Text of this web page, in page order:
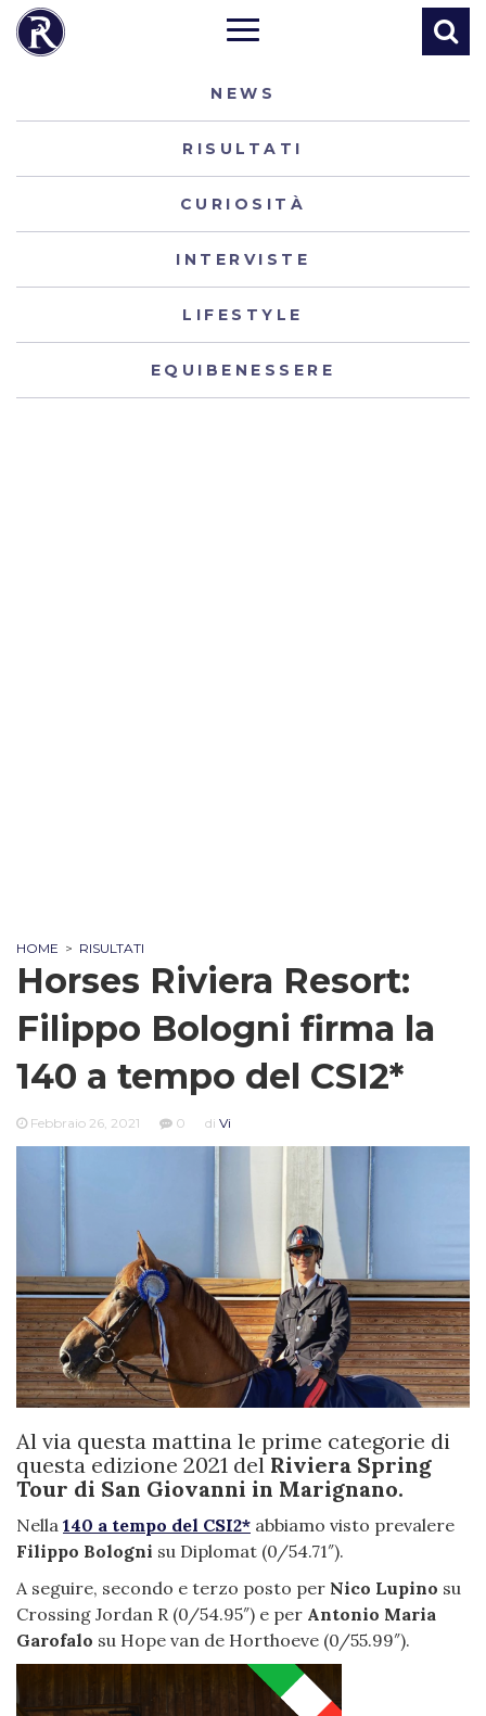
NEWS
RISULTATI
CURIOSITÀ
INTERVISTE
LIFESTYLE
EQUIBENESSERE
HOME > RISULTATI
Horses Riviera Resort:
Filippo Bologni firma la
140 a tempo del CSI2*
Febbraio 26, 2021 0 di Vi
Al via questa mattina le prime categorie di
questa edizione 2021 del Riviera Spring
Tour di San Giovanni in Marignano.
Nella 140 a tempo del CSI2* abbiamo visto prevalere
Filippo Bologni su Diplomat (0/54.71″).
A seguire, secondo e terzo posto per Nico Lupino su
Crossing Jordan R (0/54.95″) e per Antonio Maria
Garofalo su Hope van de Horthoeve (0/55.99″).